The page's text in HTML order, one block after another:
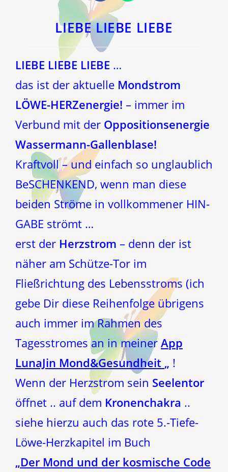
einem
neuen
Fenster Fenster
LIEBE LIEBE LIEBE
LIEBE LIEBE LIEBE …
das ist der aktuelle Mondstrom
LÖWE-HERZenergie! – immer im
Verbund mit der Oppositionsenergie
Wassermann-Gallenblase!
Kraftvoll – und einfach so unglaublich
BeSCHENKEND, wenn man diese
beiden Ströme in vollkommener HIN-
GABE strömt …
erst der Herzstrom – denn der ist
näher am Schütze-Tor im
Fließrichtung des Lebensstroms (ich
gebe Dir diese Reihenfolge übrigens
auch immer im Rahmen des
Tagesstromes an in meiner App
LunaJin Mond&Gesundheit „ !
Wenn der Herzstrom sein Seelentor
öffnet .. auf dem Kronenchakra ..
siehe hierzu auch das rote 5.-Tiefe-
Löwe-Herzkapitel im Buch
„Der Mond und der kosmische Code